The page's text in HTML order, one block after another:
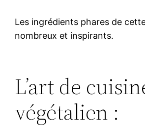
Les ingrédients phares de
nombreux et inspirants.
L’art de
végétalien :